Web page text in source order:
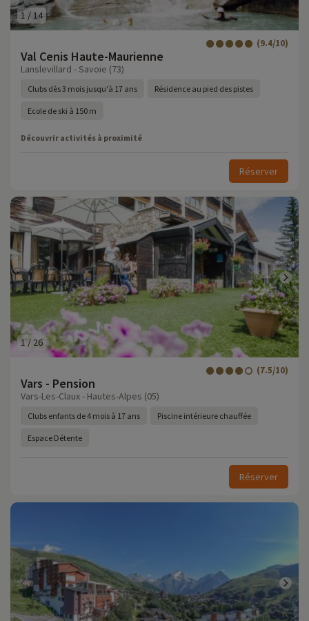
1 /14
Val Cenis Haute-Maurienne
(9.4/10)
Lanslevillard - Savoie (73)
Clubs dès 3 mois jusqu'à 17 ans Résidence au pied des pistes
Ecole de ski à 150 m
Découvrir activités à proximité
Réserver
1/ 26
Vars - Pension
(7.5/10)
Vars-Les-Claux - Hautes-Alpes (05)
Clubs enfants de 4 mois à 17 ans Piscine intérieure chauffée
Espace Détente
Réserver